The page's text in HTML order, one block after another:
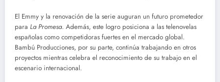
El Emmy y la renovación de la serie auguran un futuro prometedor
para La Promesa. Además, este logro posiciona a las telenovelas
españolas como competidoras fuertes en el mercado global.
Bambú Producciones, por su parte, continúa trabajando en otros
proyectos mientras celebra el reconocimiento de su trabajo en el
escenario internacional.